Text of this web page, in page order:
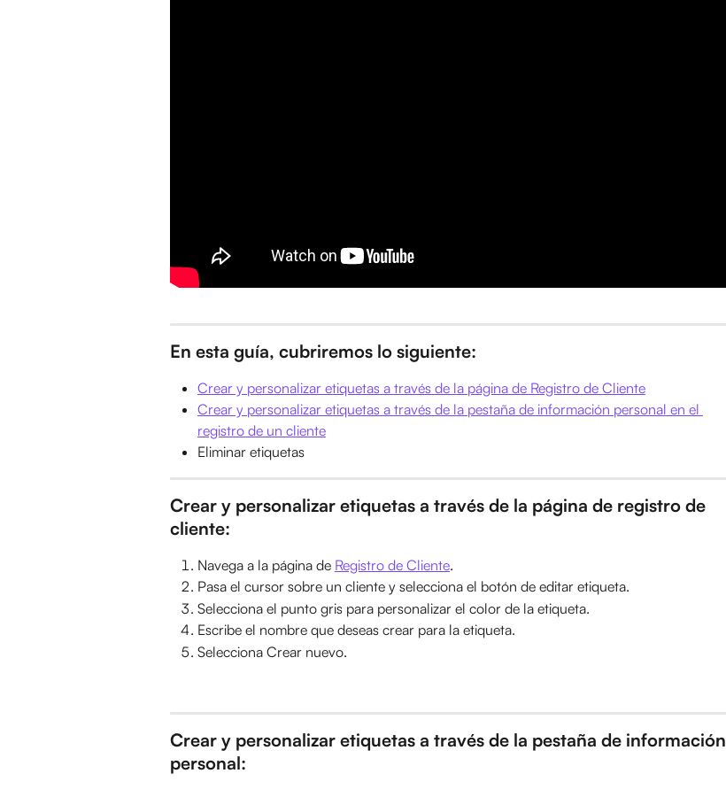
En esta guía, cubriremos lo siguiente:
Crear y personalizar etiquetas a través de la página de Registro de Cliente
Crear y personalizar etiquetas a través de la pestaña de información personal en el
registro de un cliente
Eliminar etiquetas
Crear y personalizar etiquetas a través de la página de registro de
cliente:
Navega a la página de Registro de Cliente.
Pasa el cursor sobre un cliente y selecciona el botón de editar etiqueta.
Selecciona el punto gris para personalizar el color de la etiqueta.
Escribe el nombre que deseas crear para la etiqueta.
Selecciona Crear nuevo.
Crear y personalizar etiquetas a través de la pestaña de información
personal: